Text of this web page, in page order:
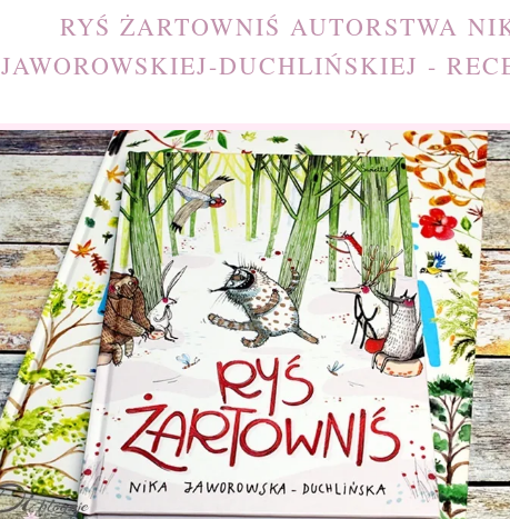
RYŚ ŻARTOWNIŚ AUTORSTWA
JAWOROWSKIEJ-DUCHLIŃSKIEJ -